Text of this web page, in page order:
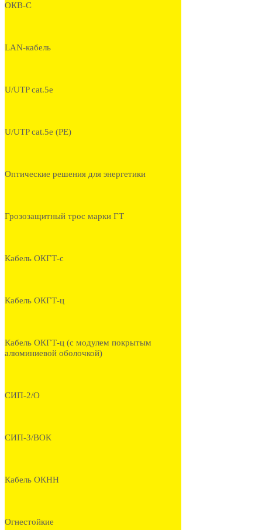
ОКВ-С
LAN-кабель
U/UTP cat.5e
U/UTP cat.5e (PE)
Оптические решения для энергетики
Грозозащитный трос марки ГТ
Кабель ОКГТ-с
Кабель ОКГТ-ц
Кабель ОКГТ-ц (с модулем покрытым
алюминиевой оболочкой)
СИП-2/О
СИП-3/ВОК
Кабель ОКНН
Огнестойкие